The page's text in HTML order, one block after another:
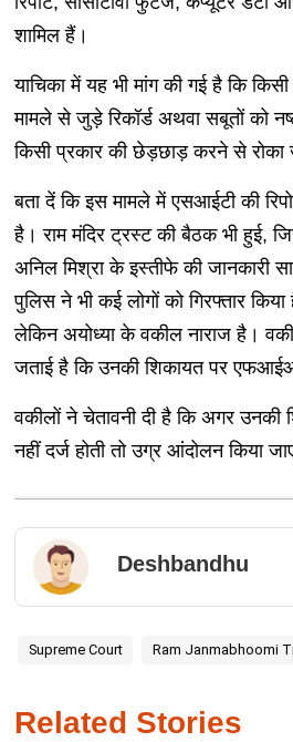
शामिल हैं।
याचिका में यह भी मांग की गई है कि
मामले से जुड़े रिकॉर्ड अथवा सबूतों को
किसी प्रकार की छेड़छाड़ करने से रोका
बता दें कि इस मामले में एसआईटी की
है। राम मंदिर ट्रस्ट की बैठक भी हुई,
अनिल मिश्रा के इस्तीफे की जानकारी
पुलिस ने भी कई लोगों को गिरफ्तार
लेकिन अयोध्या के वकील नाराज है।
जताई है कि उनकी शिकायत पर
वकीलों ने चेतावनी दी है कि अगर
नहीं दर्ज होती तो उग्र आंदोलन किया
Deshbandhu
Supreme Court Ram Janmabhoomi
Related Stories